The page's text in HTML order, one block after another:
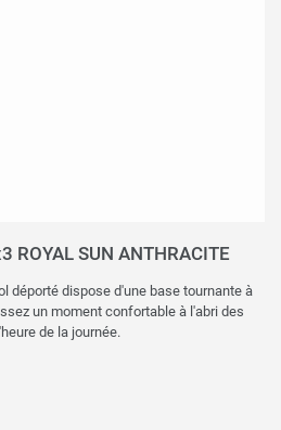
ROYAL SUN ANTHRACITE
déporté dispose d'une base tournante à
un moment confortable à l'abri des
de la journée.